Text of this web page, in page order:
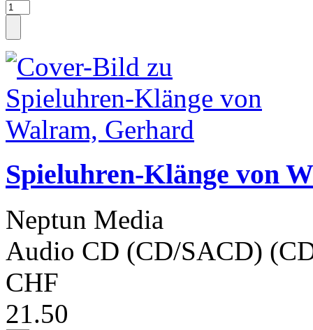
Spieluhren-Klänge von
Neptun Media
Audio CD (CD/SACD)
CHF
21.50